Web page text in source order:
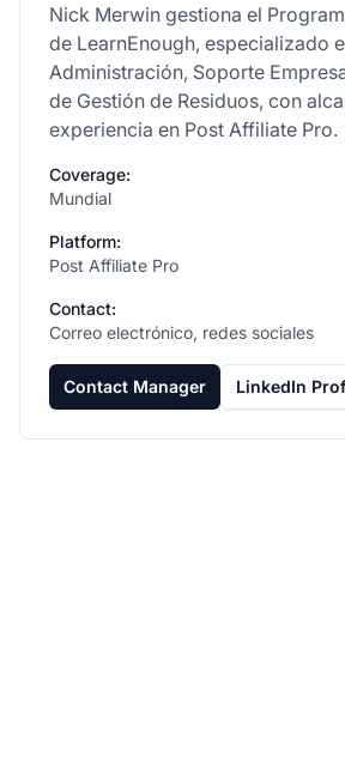
Nick Merwin gestiona el
de LearnEnough, especializado
Administración, Soporte
de Gestión de Residuos, con
experiencia en Post Affiliate Pro.
Coverage:
Mundial
Platform:
Post Affiliate Pro
Contact:
Correo electrónico, redes sociales
Contact Manager LinkedIn